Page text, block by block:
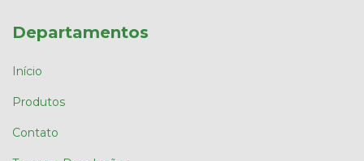
Departamentos
Início
Produtos
Contato